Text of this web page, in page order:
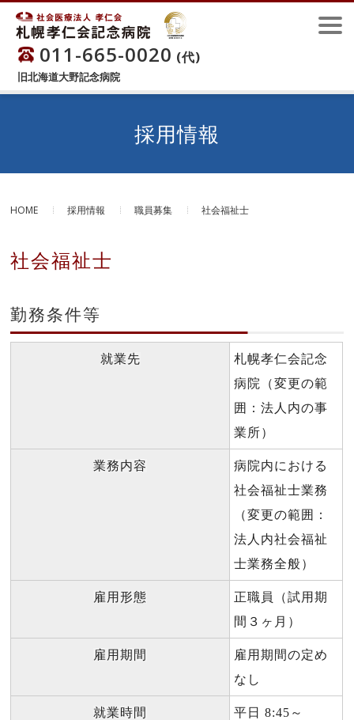
011-665-0020 (代)
旧北海道大野記念病院
採用情報
HOME 採用情報 職員募集 社会福祉士
社会福祉士
勤務条件等
就業先
札幌孝仁会記念
病院（変更の範
囲：法人内の事
業所）
業務内容
病院内における
社会福祉士業務
（変更の範囲：
法人内社会福祉
士業務全般）
雇用形態
正職員（試用期
間３ヶ月）
雇用期間
雇用期間の定め
なし
就業時間
平日 8:45～